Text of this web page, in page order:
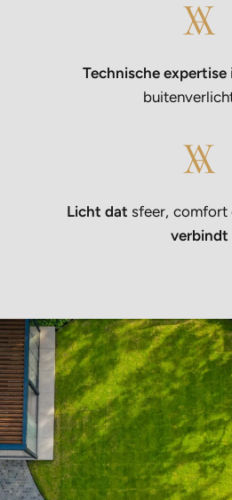
Technische expertise
Licht dat sfeer, comfort
verbindt